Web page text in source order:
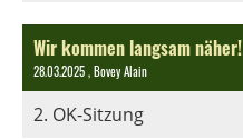
Wir kommen langsam näher!
28.03.2025, Bovey Alain
2. OK-Sitzung